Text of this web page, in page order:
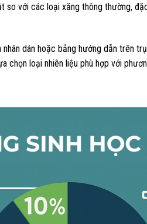
với các loại xăng thông thường,
dán hoặc bảng hướng dẫn trên
chọn loại nhiên liệu phù hợp với